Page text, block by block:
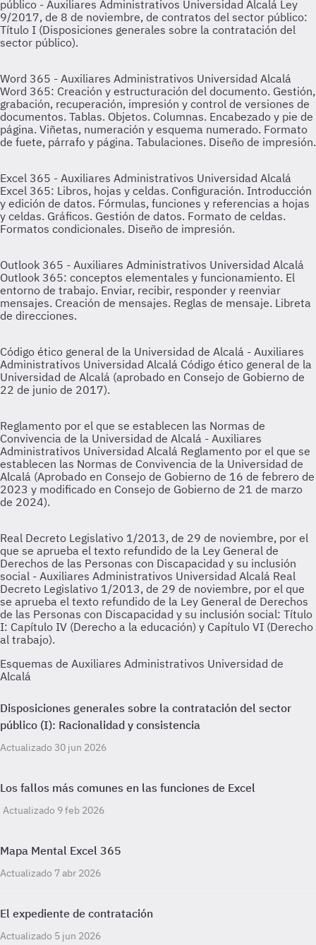
público - Auxiliares Administrativos Universidad Alcalá Ley
9/2017, de 8 de noviembre, de contratos del sector público:
Título I (Disposiciones generales sobre la contratación del
sector público).
Word 365 - Auxiliares Administrativos Universidad Alcalá
Word 365: Creación y estructuración del documento. Gestión,
grabación, recuperación, impresión y control de versiones de
documentos. Tablas. Objetos. Columnas. Encabezado y pie de
página. Viñetas, numeración y esquema numerado. Formato
de fuete, párrafo y página. Tabulaciones. Diseño de impresión.
Excel 365 - Auxiliares Administrativos Universidad Alcalá
Excel 365: Libros, hojas y celdas. Configuración. Introducción
y edición de datos. Fórmulas, funciones y referencias a hojas
y celdas. Gráficos. Gestión de datos. Formato de celdas.
Formatos condicionales. Diseño de impresión.
Outlook 365 - Auxiliares Administrativos Universidad Alcalá
Outlook 365: conceptos elementales y funcionamiento. El
entorno de trabajo. Enviar, recibir, responder y reenviar
mensajes. Creación de mensajes. Reglas de mensaje. Libreta
de direcciones.
Código ético general de la Universidad de Alcalá - Auxiliares
Administrativos Universidad Alcalá Código ético general de la
Universidad de Alcalá (aprobado en Consejo de Gobierno de
22 de junio de 2017).
Reglamento por el que se establecen las Normas de
Convivencia de la Universidad de Alcalá - Auxiliares
Administrativos Universidad Alcalá Reglamento por el que se
establecen las Normas de Convivencia de la Universidad de
Alcalá (Aprobado en Consejo de Gobierno de 16 de febrero de
2023 y modificado en Consejo de Gobierno de 21 de marzo
de 2024).
Real Decreto Legislativo 1/2013, de 29 de noviembre, por el
que se aprueba el texto refundido de la Ley General de
Derechos de las Personas con Discapacidad y su inclusión
social - Auxiliares Administrativos Universidad Alcalá Real
Decreto Legislativo 1/2013, de 29 de noviembre, por el que
se aprueba el texto refundido de la Ley General de Derechos
de las Personas con Discapacidad y su inclusión social: Título
I: Capítulo IV (Derecho a la educación) y Capítulo VI (Derecho
al trabajo).
Esquemas de Auxiliares Administrativos Universidad de
Alcalá
Disposiciones generales sobre la contratación del sector
público (I): Racionalidad y consistencia
Actualizado 30 jun 2026
Los fallos más comunes en las funciones de Excel
Actualizado 9 feb 2026
Mapa Mental Excel 365
Actualizado 7 abr 2026
El expediente de contratación
Actualizado 5 jun 2026